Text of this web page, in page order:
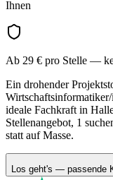
Ihnen
Ab 29 € pro Stelle —
Ein drohender
ideale Fachkraft in
Stellenangebot, 1
statt auf Masse.
Los geht's — passende